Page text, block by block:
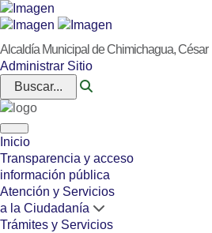
Alcaldía Municipal de Chimichagua, César
Administrar Sitio
Buscar...
Inicio
Transparencia y acceso
información pública
Atención y Servicios
a la Ciudadanía
Trámites y Servicios